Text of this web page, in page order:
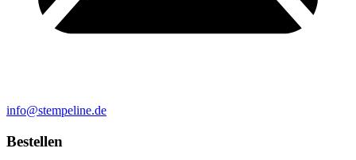
info@stempeline.de
Bestellen